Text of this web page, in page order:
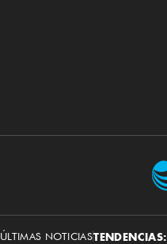
ÚLTIMAS NOTICIASTENDENCIAS: